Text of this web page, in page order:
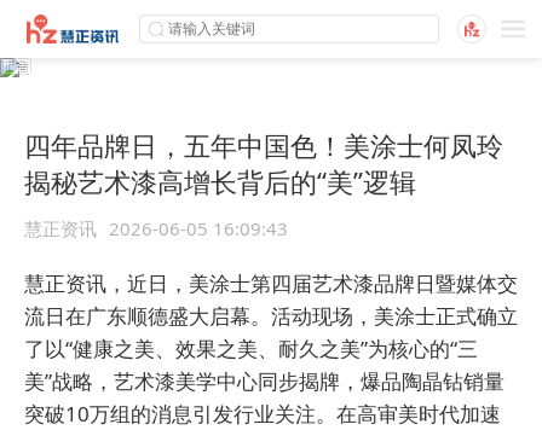
四年品牌日，五年中国色！美涂士何凤玲
揭秘艺术漆高增长背后的“美”逻辑
慧正资讯 2026-06-05 16:09:43
慧正资讯，近日，美涂士第四届艺术漆品牌日暨媒体交
流日在广东顺德盛大启幕。活动现场，美涂士正式确立
了以“健康之美、效果之美、耐久之美”为核心的“三
美”战略，艺术漆美学中心同步揭牌，爆品陶晶钻销量
突破10万组的消息引发行业关注。在高审美时代加速